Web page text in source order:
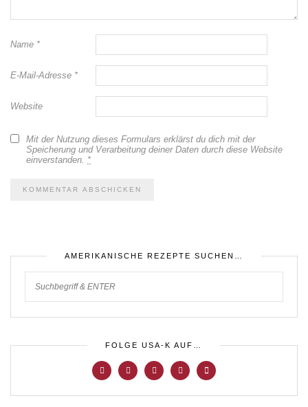
Name *
E-Mail-Adresse *
Website
Mit der Nutzung dieses Formulars erklärst du dich mit der
Speicherung und Verarbeitung deiner Daten durch diese Website
einverstanden. *
AMERIKANISCHE REZEPTE SUCHEN…
FOLGE USA-K AUF…